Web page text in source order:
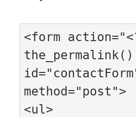
<form
method="post">
<ul>